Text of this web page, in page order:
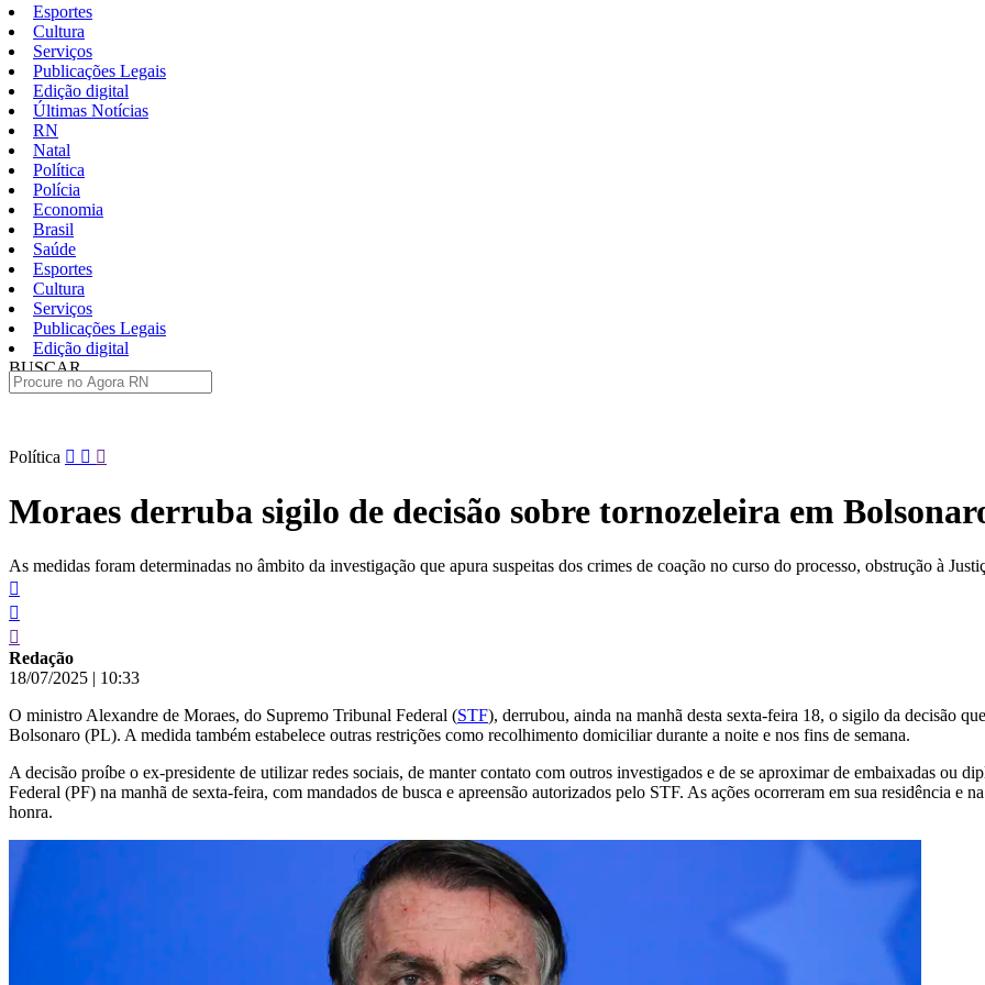
Esportes
Cultura
Serviços
Publicações Legais
Edição digital
Últimas Notícias
RN
Natal
Política
Polícia
Economia
Brasil
Saúde
Esportes
Cultura
Serviços
Publicações Legais
Edição digital
BUSCAR
Pular
conteúdo
Política
Moraes derruba sigilo de decisão sobre tornozeleira em
As medidas foram determinadas no âmbito da investigação que apura suspeitas dos crimes de coação no curso do processo, obstrução à
Redação
18/07/2025 | 10:33
O ministro Alexandre de Moraes, do Supremo Tribunal Federal (STF), derrubou, ainda na manhã desta sexta-feira 18, o sigilo da decisão
Bolsonaro (PL). A medida também estabelece outras restrições como recolhimento domiciliar durante a noite e nos fins de semana.
A decisão proíbe o ex-presidente de utilizar redes sociais, de manter contato com outros investigados e de se aproximar de embaixadas ou
Federal (PF) na manhã de sexta-feira, com mandados de busca e apreensão autorizados pelo STF. As ações ocorreram em sua residência e
honra.